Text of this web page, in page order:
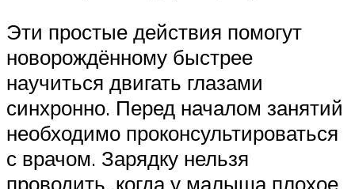
Эти простые действия помогут
новорождённому быстрее
научиться двигать глазами
синхронно. Перед началом занятий
необходимо проконсультироваться
с врачом. Зарядку нельзя
проводить, когда у малыша плохое